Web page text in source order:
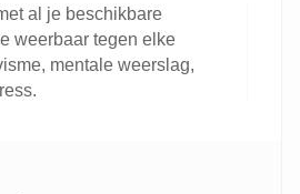
al je beschikbare
weerbaar tegen elke
mentale weerslag,